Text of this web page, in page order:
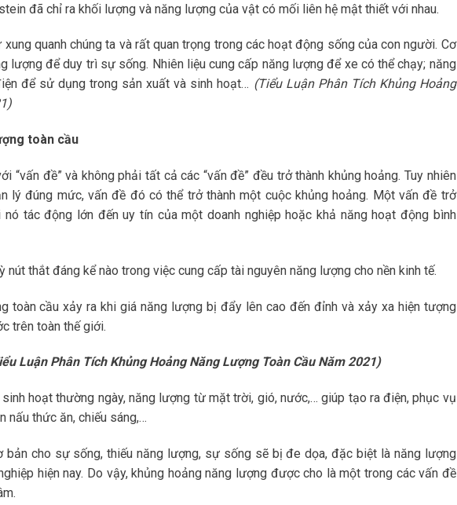
đã chỉ ra khối lượng và năng lượng của vật có mối liên hệ mật thiết với nhau.
quanh chúng ta và rất quan trọng trong các hoạt động sống của con người. Cơ
lượng để duy trì sự sống. Nhiên liệu cung cấp năng lượng để xe có thể chạy; năng
để sử dụng trong sản xuất và sinh hoạt… (Tiểu Luận Phân Tích Khủng Hoảng
toàn cầu
“vấn đề” và không phải tất cả các “vấn đề” đều trở thành khủng hoảng. Tuy nhiên
lý đúng mức, vấn đề đó có thể trở thành một cuộc khủng hoảng. Một vấn đề trở
nó tác động lớn đến uy tín của một doanh nghiệp hoặc khả năng hoạt động bình
nút thắt đáng kể nào trong việc cung cấp tài nguyên năng lượng cho nền kinh tế.
toàn cầu xảy ra khi giá năng lượng bị đẩy lên cao đến đỉnh và xảy xa hiện tượng
trên toàn thế giới.
Luận Phân Tích Khủng Hoảng Năng Lượng Toàn Cầu Năm 2021)
hoạt thường ngày, năng lượng từ mặt trời, gió, nước,… giúp tạo ra điện, phục vụ
nấu thức ăn, chiếu sáng,…
bản cho sự sống, thiếu năng lượng, sự sống sẽ bị đe dọa, đặc biệt là năng lượng
hiện nay. Do vậy, khủng hoảng năng lượng được cho là một trong các vấn đề